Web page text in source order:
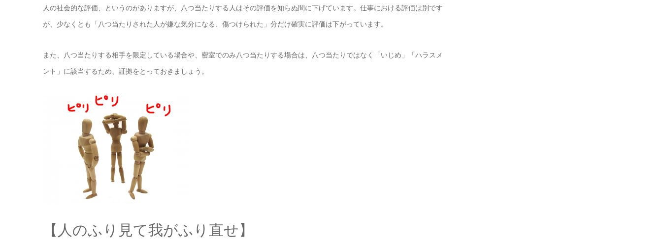
人の社会的な評価、というのがありますが、八つ当たりする人はその評価を知らぬ間に下げています。仕事における評価は別です
が、少なくとも「八つ当たりされた人が嫌な気分になる、傷つけられた」分だけ確実に評価は下がっています。
また、八つ当たりする相手を限定している場合や、密室でのみ八つ当たりする場合は、八つ当たりではなく「いじめ」「ハラスメ
ント」に該当するため、証拠をとっておきましょう。
【人のふり見て我がふり直せ】